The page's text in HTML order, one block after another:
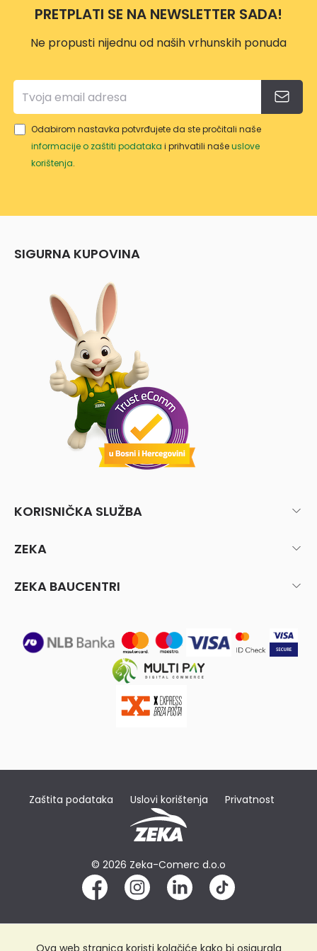
T 12M
14
PRETPLATI SE NA NEWSLETTER SADA!
Ne propusti nijednu od naših vrhunskih ponuda
Odabirom nastavka potvrđujete da ste pročitali naše
informacije o zaštiti podataka i prihvatili našeuslove
korištenja.
SIGURNA KUPOVINA
KORISNIČKA SLUŽBA
ZEKA
ZEKA BAUCENTRI
Zaštita podataka Uslovi korištenja Privatnost
© 2026 Zeka-Comerc d.o.o
Ova web stranica koristi kolačiće kako bi osigurala